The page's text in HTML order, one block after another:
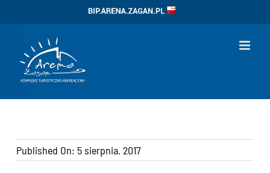
BIP
Published On: 5 sierpnia. 2017